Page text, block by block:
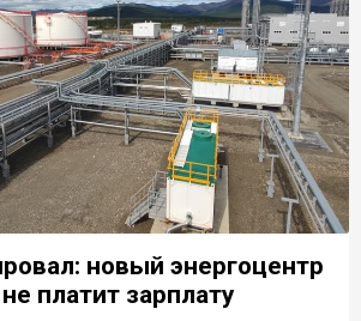
новый энергоцентр
платит зарплату